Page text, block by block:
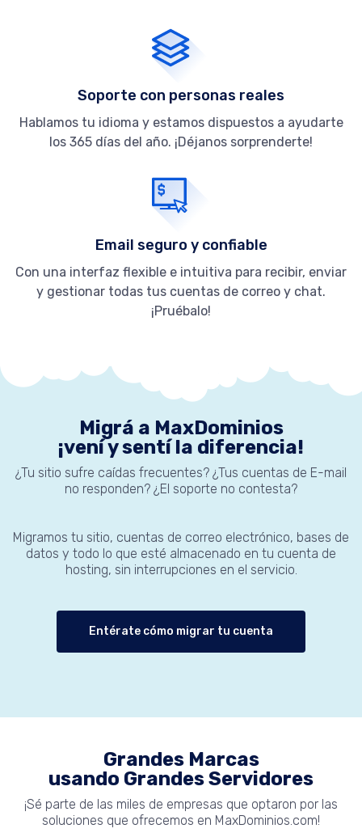
Soporte con personas reales
Hablamos tu idioma y estamos dispuestos a ayudarte
los 365 días del año. ¡Déjanos sorprenderte!
Email seguro y confiable
Con una interfaz flexible e intuitiva para recibir, enviar
y gestionar todas tus cuentas de correo y chat.
¡Pruébalo!
Migrá a MaxDominios
¡vení y sentí la diferencia!
¿Tu sitio sufre caídas frecuentes? ¿Tus cuentas de E-mail
no responden? ¿El soporte no contesta?
Migramos tu sitio, cuentas de correo electrónico, bases de
datos y todo lo que esté almacenado en tu cuenta de
hosting, sin interrupciones en el servicio.
Entérate cómo migrar tu cuenta
Grandes Marcas
usando Grandes Servidores
¡Sé parte de las miles de empresas que optaron por las
soluciones que ofrecemos en MaxDominios.com!